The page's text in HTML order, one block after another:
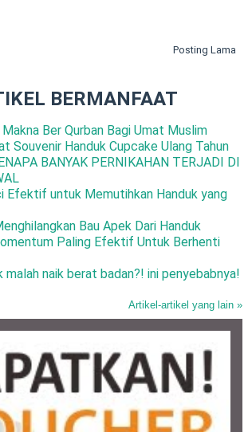
Posting Lama
BERMANFAAT
Ber Qurban Bagi Umat Muslim
Souvenir Handuk Cupcake Ulang Tahun
BANYAK PERNIKAHAN TERJADI DI
Efektif untuk Memutihkan Handuk yang
Bau Apek Dari Handuk
Paling Efektif Untuk Berhenti
malah naik berat badan?! ini penyebabnya!
Artikel-artikel yang lain »